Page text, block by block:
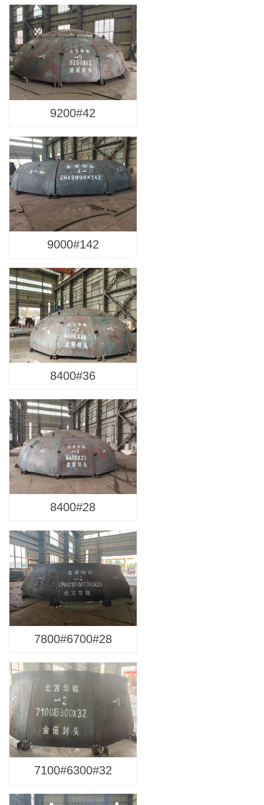
9200#42
9000#142
8400#36
8400#28
7800#6700#28
7100#6300#32